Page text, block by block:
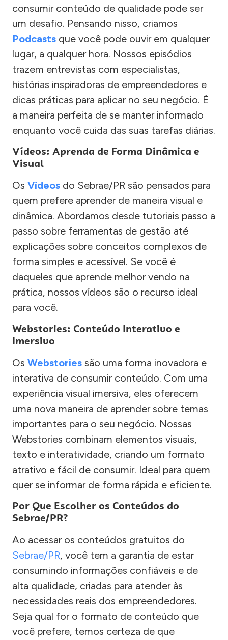
consumir conteúdo de qualidade pode ser
um desafio. Pensando nisso, criamos
Podcasts que você pode ouvir em qualquer
lugar, a qualquer hora. Nossos episódios
trazem entrevistas com especialistas,
histórias inspiradoras de empreendedores e
dicas práticas para aplicar no seu negócio. É
a maneira perfeita de se manter informado
enquanto você cuida das suas tarefas diárias.
Vídeos: Aprenda de Forma Dinâmica e
Visual
Os Vídeos do Sebrae/PR são pensados para
quem prefere aprender de maneira visual e
dinâmica. Abordamos desde tutoriais passo a
passo sobre ferramentas de gestão até
explicações sobre conceitos complexos de
forma simples e acessível. Se você é
daqueles que aprende melhor vendo na
prática, nossos vídeos são o recurso ideal
para você.
Webstories: Conteúdo Interativo e
Imersivo
Os Webstories são uma forma inovadora e
interativa de consumir conteúdo. Com uma
experiência visual imersiva, eles oferecem
uma nova maneira de aprender sobre temas
importantes para o seu negócio. Nossas
Webstories combinam elementos visuais,
texto e interatividade, criando um formato
atrativo e fácil de consumir. Ideal para quem
quer se informar de forma rápida e eficiente.
Por Que Escolher os Conteúdos do
Sebrae/PR?
Ao acessar os conteúdos gratuitos do
Sebrae/PR, você tem a garantia de estar
consumindo informações confiáveis e de
alta qualidade, criadas para atender às
necessidades reais dos empreendedores.
Seja qual for o formato de conteúdo que
você prefere, temos certeza de que